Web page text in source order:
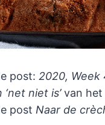
post: 2020, Week
niet is’van het
post Naar de